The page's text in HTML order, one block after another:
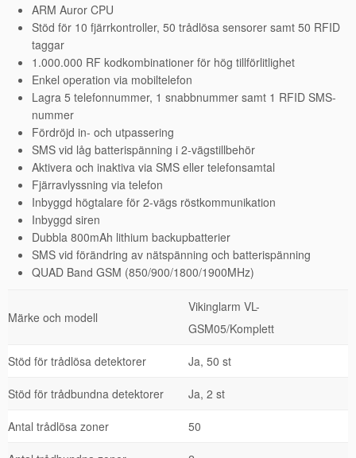
ARM Auror CPU
Stöd för 10 fjärrkontroller, 50 trådlösa sensorer samt 50 RFID
taggar
1.000.000 RF kodkombinationer för hög tillförlitlighet
Enkel operation via mobiltelefon
Lagra 5 telefonnummer, 1 snabbnummer samt 1 RFID SMS-
nummer
Fördröjd in- och utpassering
SMS vid låg batterispänning i 2-vägstillbehör
Aktivera och inaktiva via SMS eller telefonsamtal
Fjärravlyssning via telefon
Inbyggd högtalare för 2-vägs röstkommunikation
Inbyggd siren
Dubbla 800mAh lithium backupbatterier
SMS vid förändring av nätspänning och batterispänning
QUAD Band GSM (850/900/1800/1900MHz)
Märke och modell
Vikinglarm VL-
GSM05/Komplett
Stöd för trådlösa detektorer Ja, 50 st
Stöd för trådbundna detektorer Ja, 2 st
Antal trådlösa zoner 50